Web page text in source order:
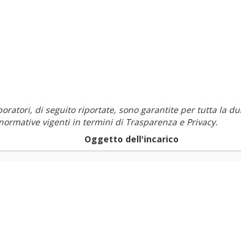
di seguito riportate, sono garantite per tutta la
vigenti in termini di Trasparenza e Privacy.
Oggetto dell'incarico